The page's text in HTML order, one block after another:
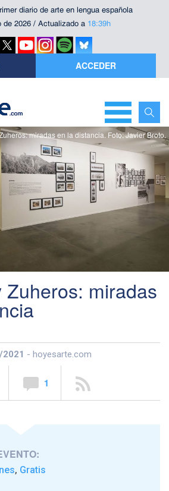
diario de arte en lengua española
de 2026 / Actualizado a 18:39h
ACCEDER
miradas en la distancia. Foto: Javier Broto.
Zuheros: miradas
- hoyesarte.com
1
, Gratis